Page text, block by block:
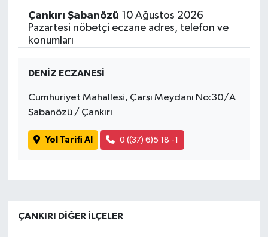
Çankırı Şabanözü 10 Ağustos 2026
Pazartesi nöbetçi eczane adres, telefon ve
konumları
DENİZ ECZANESİ
Cumhuriyet Mahallesi, Çarşı Meydanı No:30/A
Şabanözü / Çankırı
Yol Tarifi Al 0 ((37) 6)5 18 -1
ÇANKIRI DIĞER İLÇELER